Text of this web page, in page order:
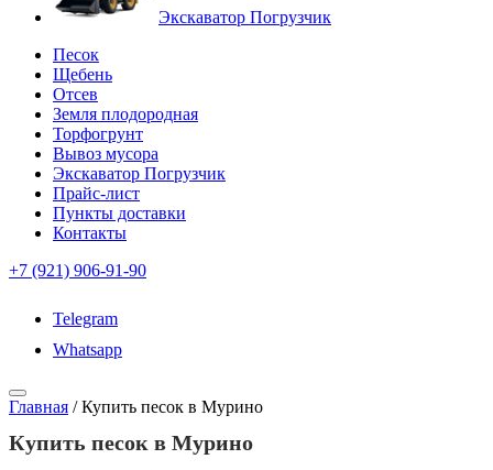
Экскаватор Погрузчик
Песок
Щебень
Отсев
Земля плодородная
Торфогрунт
Вывоз мусора
Экскаватор Погрузчик
Прайс-лист
Пункты доставки
Контакты
+7 (921) 906-91-90
Telegram
Whatsapp
Главная /Купить песок в Мурино
Купить песок в Мурино